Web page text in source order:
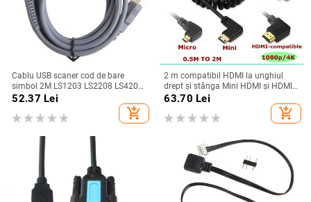
Cablu USB scaner cod de bare
simbol 2M LS1203 LS2208 LS4208
LS3008 CBA-U01-S07ZAR
52.37 Lei
add_shopping_cart
2 m compatibil HDMI la unghiul
drept și stânga Mini HDMI și HDMI
și Micro HDMI mascul la masculin
Cablu flexibil elastic ondulat cu arc
V1.4 DSLR
63.70 Lei
add_shopping_cart